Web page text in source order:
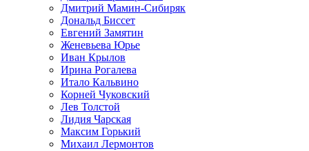
Дмитрий Мамин-Сибиряк
Дональд Биссет
Евгений Замятин
Женевьева Юрье
Иван Крылов
Ирина Рогалева
Итало Кальвино
Корней Чуковский
Лев Толстой
Лидия Чарская
Максим Горький
Михаил Лермонтов